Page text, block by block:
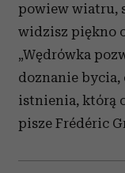
powiew wiatru,
widzisz piękno
„Wędrówka
doznanie bycia,
istnienia, którą
pisze Frédéric